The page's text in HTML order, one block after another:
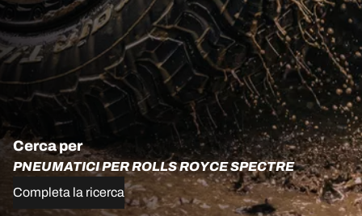
Cerca per
PNEUMATICI PER ROLLS ROYCE SPECTRE
Completa la ricerca